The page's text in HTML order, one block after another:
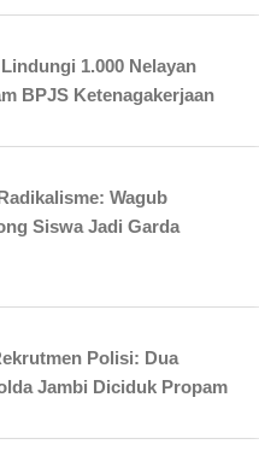
1.000 Nelayan
BPJS Ketenagakerjaan
Wagub
Siswa Jadi Garda
Polisi: Dua
Jambi Diciduk Propam